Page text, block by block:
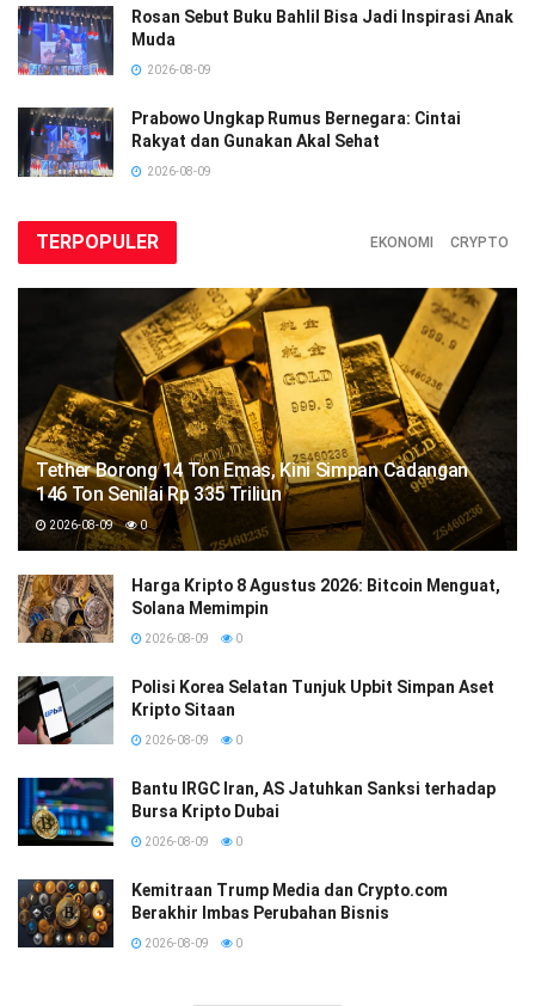
Rosan Sebut Buku Bahlil Bisa Jadi Inspirasi Anak
Muda
2026-08-09
Prabowo Ungkap Rumus Bernegara: Cintai
Rakyat dan Gunakan Akal Sehat
2026-08-09
TERPOPULER EKONOMI CRYPTO
Tether Borong 14 Ton Emas, Kini Simpan Cadangan
146 Ton Senilai Rp 335 Triliun
2026-08-09 0
Harga Kripto 8 Agustus 2026: Bitcoin Menguat,
Solana Memimpin
2026-08-09 0
Polisi Korea Selatan Tunjuk Upbit Simpan Aset
Kripto Sitaan
2026-08-09 0
Bantu IRGC Iran, AS Jatuhkan Sanksi terhadap
Bursa Kripto Dubai
2026-08-09 0
Kemitraan Trump Media dan Crypto.com
Berakhir Imbas Perubahan Bisnis
2026-08-09 0